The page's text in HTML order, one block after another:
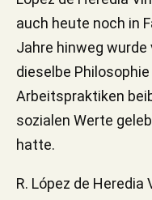
auch heute noch in
Jahre hinweg wurde
dieselbe
Arbeitspraktiken
sozialen Werte
hatte.
R. López de